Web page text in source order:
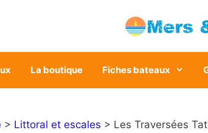
La boutique Fiches bateaux
> Littoral et escales > Les Traversées